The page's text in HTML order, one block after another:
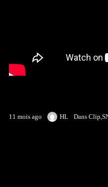
11 mois ago HL Dans Clip,